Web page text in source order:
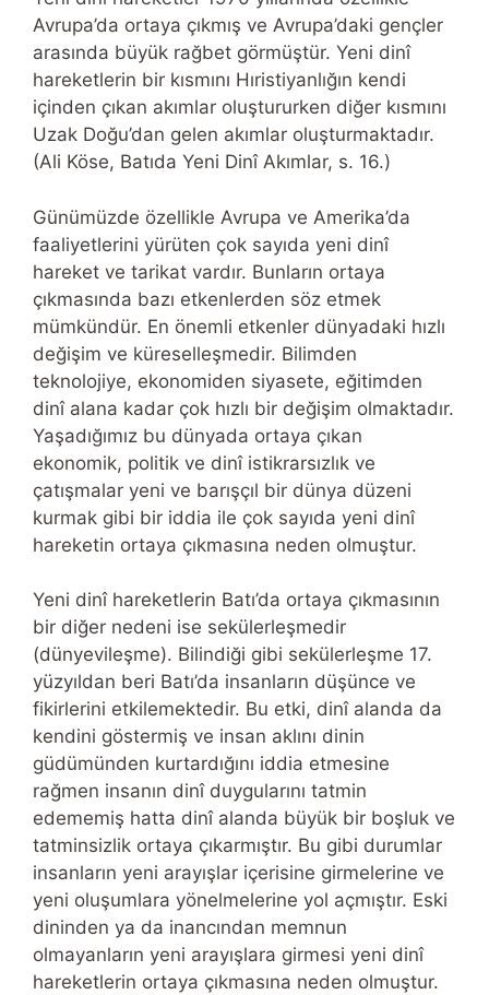
Avrupa’da ortaya çıkmış ve Avrupa’daki gençler
arasında büyük rağbet görmüştür. Yeni dinî
hareketlerin bir kısmını Hıristiyanlığın kendi
içinden çıkan akımlar oluştururken diğer kısmını
Uzak Doğu’dan gelen akımlar oluşturmaktadır.
(Ali Köse, Batıda Yeni Dinî Akımlar, s. 16.)
Günümüzde özellikle Avrupa ve Amerika’da
faaliyetlerini yürüten çok sayıda yeni dinî
hareket ve tarikat vardır. Bunların ortaya
çıkmasında bazı etkenlerden söz etmek
mümkündür. En önemli etkenler dünyadaki hızlı
değişim ve küreselleşmedir. Bilimden
teknolojiye, ekonomiden siyasete, eğitimden
dinî alana kadar çok hızlı bir değişim olmaktadır.
Yaşadığımız bu dünyada ortaya çıkan
ekonomik, politik ve dinî istikrarsızlık ve
çatışmalar yeni ve barışçıl bir dünya düzeni
kurmak gibi bir iddia ile çok sayıda yeni dinî
hareketin ortaya çıkmasına neden olmuştur.
Yeni dinî hareketlerin Batı’da ortaya çıkmasının
bir diğer nedeni ise sekülerleşmedir
(dünyevileşme). Bilindiği gibi sekülerleşme 17.
yüzyıldan beri Batı’da insanların düşünce ve
fikirlerini etkilemektedir. Bu etki, dinî alanda da
kendini göstermiş ve insan aklını dinin
güdümünden kurtardığını iddia etmesine
rağmen insanın dinî duygularını tatmin
edememiş hatta dinî alanda büyük bir boşluk ve
tatminsizlik ortaya çıkarmıştır. Bu gibi durumlar
insanların yeni arayışlar içerisine girmelerine ve
yeni oluşumlara yönelmelerine yol açmıştır. Eski
dininden ya da inancından memnun
olmayanların yeni arayışlara girmesi yeni dinî
hareketlerin ortaya çıkmasına neden olmuştur.